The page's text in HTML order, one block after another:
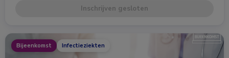
Inschrijven gesloten
Bijeenkomst Infectieziekten